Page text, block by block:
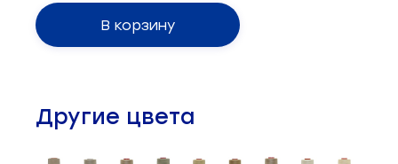
В корзину
Другие цвета